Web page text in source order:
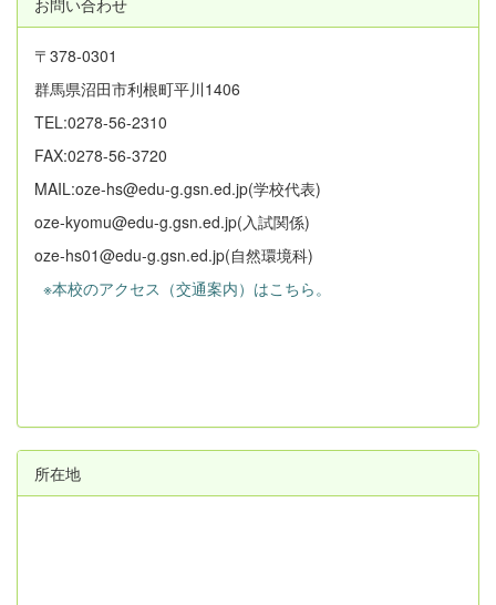
〒378-0301
群馬県沼田市利根町平川1406
TEL:0278-56-2310
FAX:0278-56-3720
MAIL:oze-hs@edu-g.gsn.ed.jp(学校代表)
oze-kyomu@edu-g.gsn.ed.jp(入試関係)
oze-hs01@edu-g.gsn.ed.jp(自然環境科)
※本校のアクセス（交通案内）はこちら。
所在地